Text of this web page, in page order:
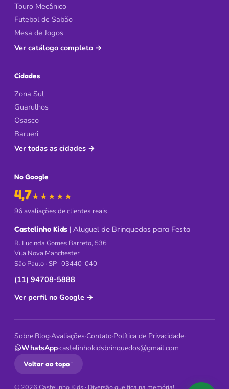
Touro Mecânico
Futebol de Sabão
Mesa de Jogos
Ver catálogo completo →
Cidades
Zona Sul
Guarulhos
Osasco
Barueri
Ver todas as cidades →
No Google
4,7★★★★★
de 5 no Google
96 avaliações de clientes reais
Castelinho Kids | Aluguel de Brinquedos para Festa
R. Lucinda Gomes Barreto, 536
Vila Nova Manchester
São Paulo · SP · 03440-040
(11) 94708-5888
Ver perfil no Google →
Sobre·Blog·Avaliações·Contato·Política de Privacidade·
WhatsApp·castelinhokidsbrinquedos@gmail.com
Voltar ao topo↑
© 2026 Castelinho Kids · Diversão que fica na memória!